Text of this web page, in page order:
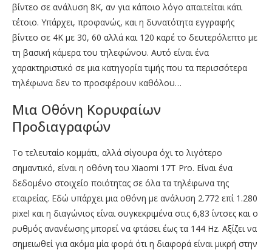
βίντεο σε ανάλυση 8K, αν για κάποιο λόγο απαιτείται κάτι
τέτοιο. Υπάρχει, προφανώς, και η δυνατότητα εγγραφής
βίντεο σε 4K με 30, 60 αλλά και 120 καρέ το δευτερόλεπτο με
τη βασική κάμερα του τηλεφώνου. Αυτό είναι ένα
χαρακτηριστικό σε μια κατηγορία τιμής που τα περισσότερα
τηλέφωνα δεν το προσφέρουν καθόλου…
Μια Οθόνη Κορυφαίων
Προδιαγραφών
Το τελευταίο κομμάτι, αλλά σίγουρα όχι το λιγότερο
σημαντικό, είναι η οθόνη του Xiaomi 17T Pro. Είναι ένα
δεδομένο στοιχείο ποιότητας σε όλα τα τηλέφωνα της
εταιρείας. Εδώ υπάρχει μια οθόνη με ανάλυση 2.772 επί 1.280
pixel και η διαγώνιος είναι συγκεκριμένα στις 6,83 ίντσες και ο
ρυθμός ανανέωσης μπορεί να φτάσει έως τα 144 Hz. Αξίζει να
σημειωθεί για ακόμα μία φορά ότι η διαφορά είναι μικρή στην